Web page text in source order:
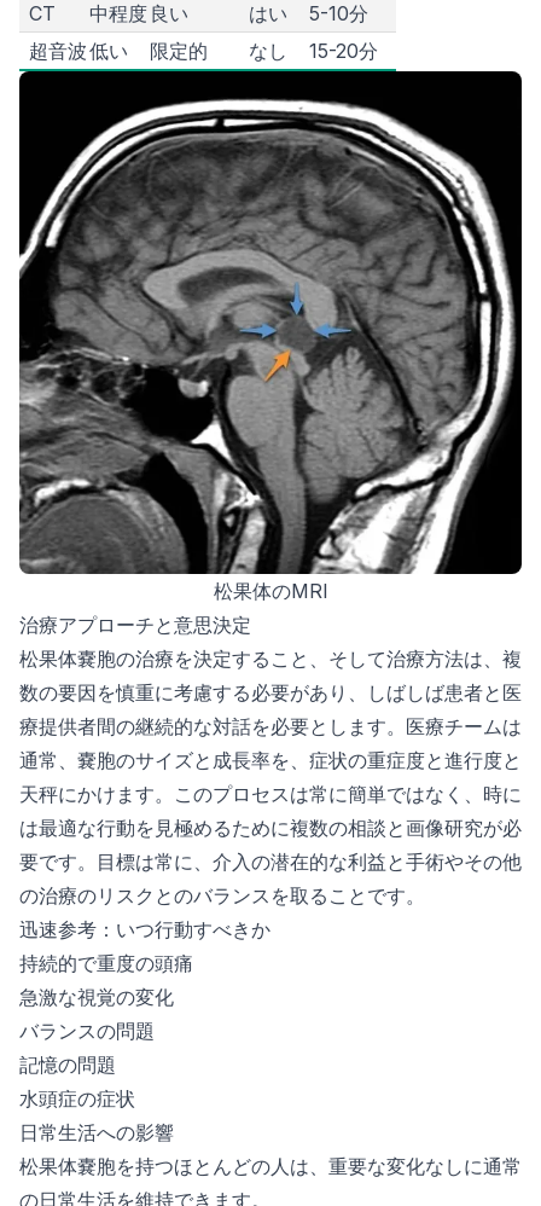
CT
中程度 良い はい
5-10分
超音波低い 限定的 なし 15-20分
松果体のMRI
治療アプローチと意思決定
松果体嚢胞の治療を決定すること、そして治療方法は、複
数の要因を慎重に考慮する必要があり、しばしば患者と医
療提供者間の継続的な対話を必要とします。医療チームは
通常、嚢胞のサイズと成長率を、症状の重症度と進行度と
天秤にかけます。このプロセスは常に簡単ではなく、時に
は最適な行動を見極めるために複数の相談と画像研究が必
要です。目標は常に、介入の潜在的な利益と手術やその他
の治療のリスクとのバランスを取ることです。
迅速参考：いつ行動すべきか
持続的で重度の頭痛
急激な視覚の変化
バランスの問題
記憶の問題
水頭症の症状
日常生活への影響
松果体嚢胞を持つほとんどの人は、重要な変化なしに通常
の日常生活を維持できます。